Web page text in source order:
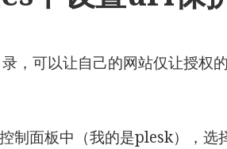
，可以让自己的网站仅让授权
制面板中（我的是plesk），选